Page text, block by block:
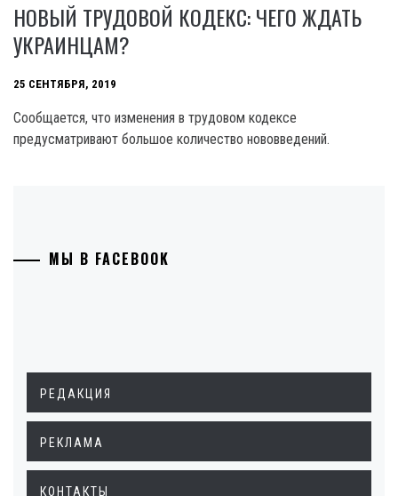
НОВЫЙ ТРУДОВОЙ КОДЕКС: ЧЕГО ЖДАТЬ
УКРАИНЦАМ?
25 СЕНТЯБРЯ, 2019
Сообщается, что изменения в трудовом кодексе
предусматривают большое количество нововведений.
МЫ В FACEBOOK
РЕДАКЦИЯ
РЕКЛАМА
КОНТАКТЫ